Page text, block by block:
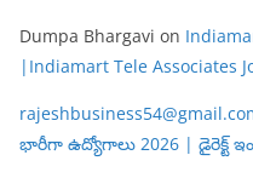
Dumpa Bhargavi on
|Indiamart Tele Associates
భారీగా ఉద్యోగాలు 2026 | డైరెక్ట్